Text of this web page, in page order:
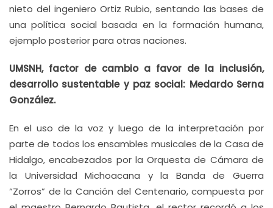
nieto del ingeniero Ortiz Rubio, sentando las bases de
una política social basada en la formación humana,
ejemplo posterior para otras naciones.
UMSNH, factor de cambio a favor de la inclusión,
desarrollo sustentable y paz social: Medardo Serna
González.
En el uso de la voz y luego de la interpretación por
parte de todos los ensambles musicales de la Casa de
Hidalgo, encabezados por la Orquesta de Cámara de
la Universidad Michoacana y la Banda de Guerra
“Zorros” de la Canción del Centenario, compuesta por